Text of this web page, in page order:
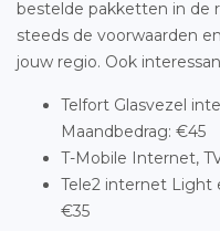
bestelde pakketten in de
steeds de voorwaarden
jouw regio. Ook
Telfort Glasvezel
Maandbedrag: €45
T-Mobile Internet,
Tele2 internet Light
€35